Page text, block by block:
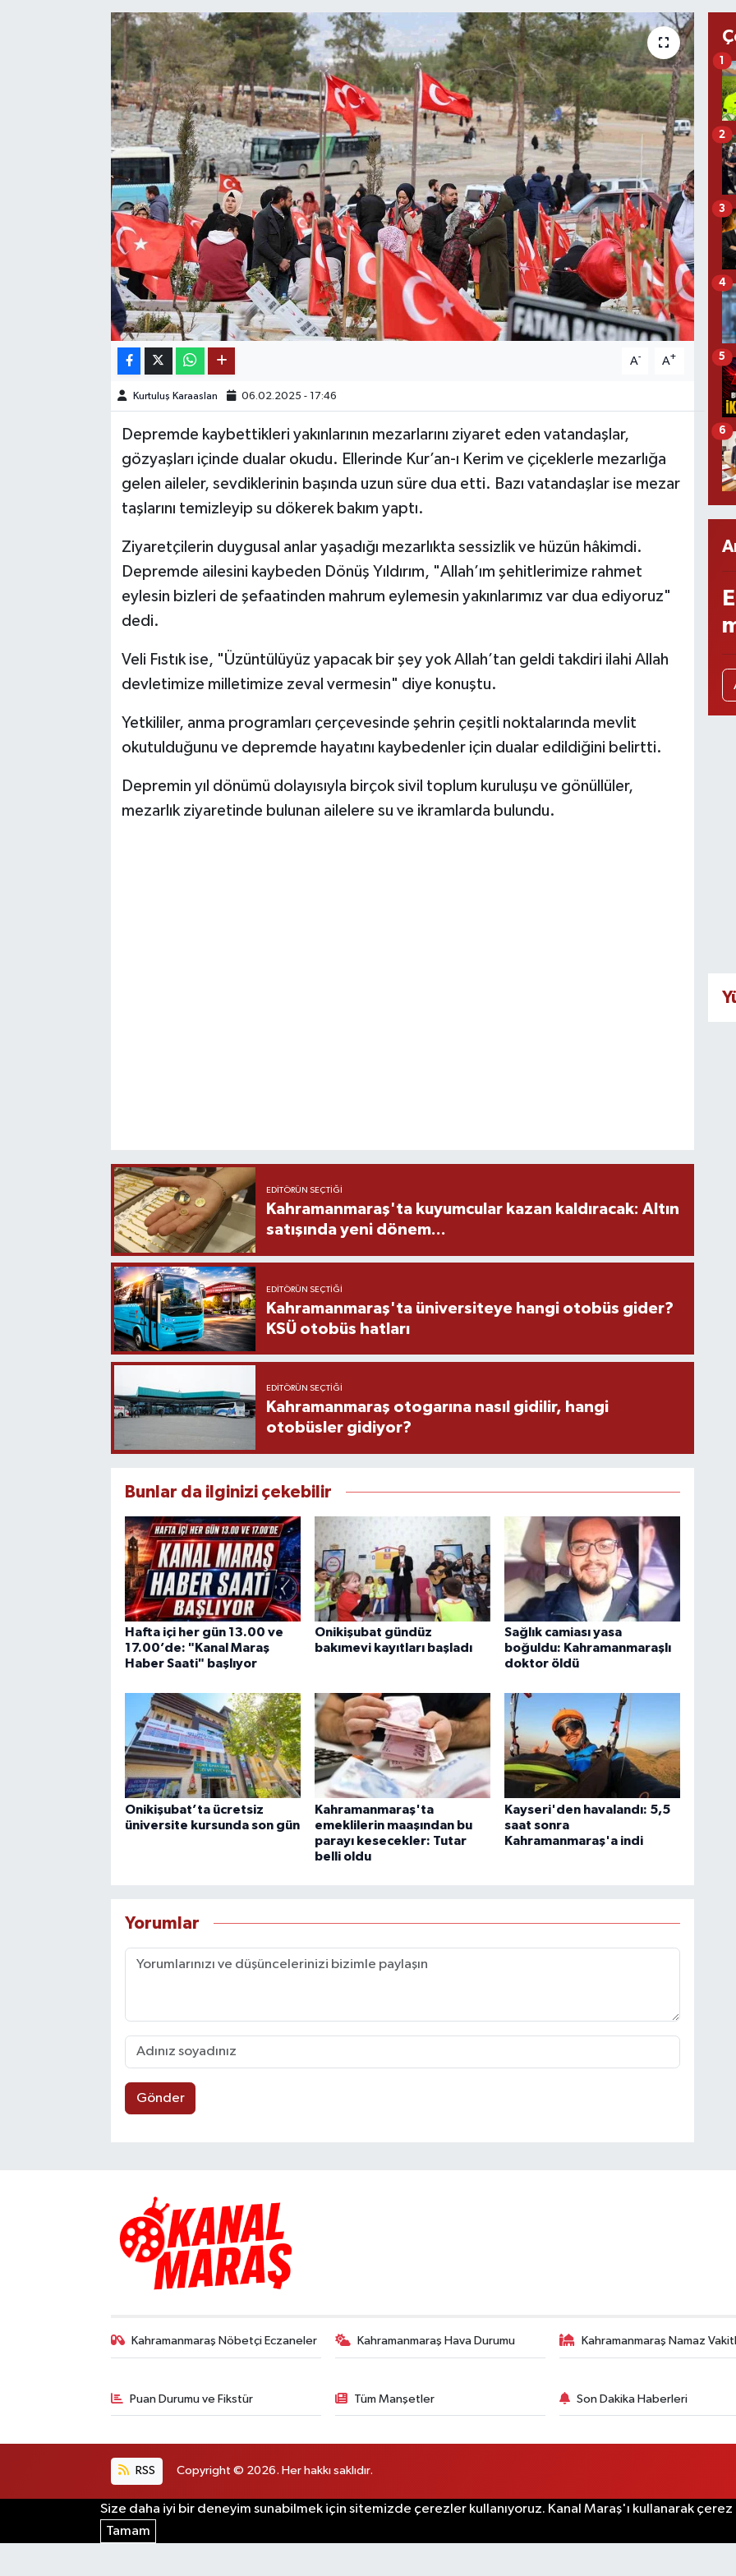
A- A+
Kurtuluş Karaaslan 06.02.2025 - 17:46
Depremde kaybettikleri yakınlarının mezarlarını ziyaret eden vatandaşlar,
gözyaşları içinde dualar okudu. Ellerinde Kur’an-ı Kerim ve çiçeklerle mezarlığa
gelen aileler, sevdiklerinin başında uzun süre dua etti. Bazı vatandaşlar ise mezar
taşlarını temizleyip su dökerek bakım yaptı.
Ziyaretçilerin duygusal anlar yaşadığı mezarlıkta sessizlik ve hüzün hâkimdi.
Depremde ailesini kaybeden Dönüş Yıldırım, "Allah’ım şehitlerimize rahmet
eylesin bizleri de şefaatinden mahrum eylemesin yakınlarımız var dua ediyoruz"
dedi.
Veli Fıstık ise, "Üzüntülüyüz yapacak bir şey yok Allah’tan geldi takdiri ilahi Allah
devletimize milletimize zeval vermesin" diye konuştu.
Yetkililer, anma programları çerçevesinde şehrin çeşitli noktalarında mevlit
okutulduğunu ve depremde hayatını kaybedenler için dualar edildiğini belirtti.
Depremin yıl dönümü dolayısıyla birçok sivil toplum kuruluşu ve gönüllüler,
mezarlık ziyaretinde bulunan ailelere su ve ikramlarda bulundu.
EDITÖRÜN SEÇTIĞI
Kahramanmaraş'ta kuyumcular kazan kaldıracak: Altın
satışında yeni dönem...
EDITÖRÜN SEÇTIĞI
Kahramanmaraş'ta üniversiteye hangi otobüs gider?
KSÜ otobüs hatları
EDITÖRÜN SEÇTIĞI
Kahramanmaraş otogarına nasıl gidilir, hangi
otobüsler gidiyor?
Bunlar da ilginizi çekebilir
Hafta içi her gün 13.00 ve
17.00’de: "Kanal Maraş
Haber Saati" başlıyor
Onikişubat gündüz
bakımevi kayıtları başladı
Sağlık camiası yasa
boğuldu: Kahramanmaraşlı
doktor öldü
Onikişubat’ta ücretsiz
üniversite kursunda son gün
Kahramanmaraş'ta
emeklilerin maaşından bu
parayı kesecekler: Tutar
belli oldu
Kayseri'den havalandı: 5,5
saat sonra
Kahramanmaraş'a indi
Yorumlar
Gönder
1
2
3
4
5
6
Kahramanmaraş Nöbetçi Eczaneler Kahramanmaraş Hava Durumu Kahramanmaraş Namaz
Puan Durumu ve Fikstür Tüm Manşetler Son Dakika Haberleri
RSS Copyright © 2026. Her hakkı saklıdır.
Size daha iyi bir deneyim sunabilmek için sitemizde çerezler kullanıyoruz. Kanal Maraş'ı kullanarak çerez
Tamam
KÜLTÜR SANAT